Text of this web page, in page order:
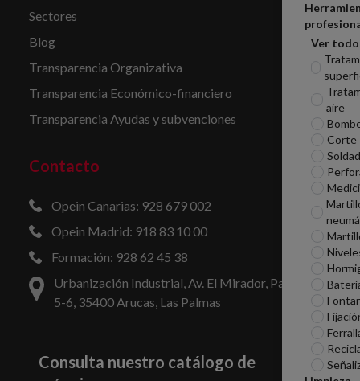
Ver todo
aire
Corte
Sectores
Blog
Transparencia Organizativa
Transparencia Económico-financiero
Transparencia Ayudas y subvenciones
Contacto
Opein Canarias: 928 679 002
Opein Madrid: 918 83 10 00
Formación: 928 62 45 38
Urbanización Industrial, Av. El Mirador, Parcelas
5-6, 35400 Arucas, Las Palmas
Consulta nuestro catálogo de